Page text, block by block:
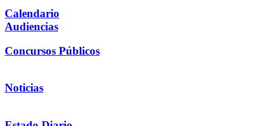
Calendario
Audiencias
Concursos Públicos
Noticias